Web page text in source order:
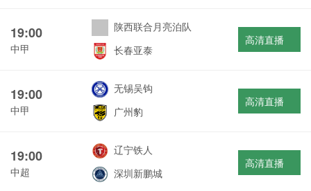
19:00
中甲
陕西联合月亮泊队
长春亚泰
高清直播
19:00
中甲
无锡吴钩
广州豹
高清直播
19:00
中超
辽宁铁人
深圳新鹏城
高清直播